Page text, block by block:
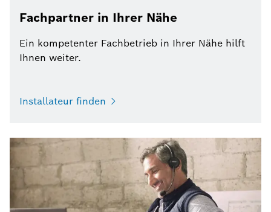
Fachpartner in Ihrer Nähe
Ein kompetenter Fachbetrieb in Ihrer Nähe hilft
Ihnen weiter.
Installateur finden